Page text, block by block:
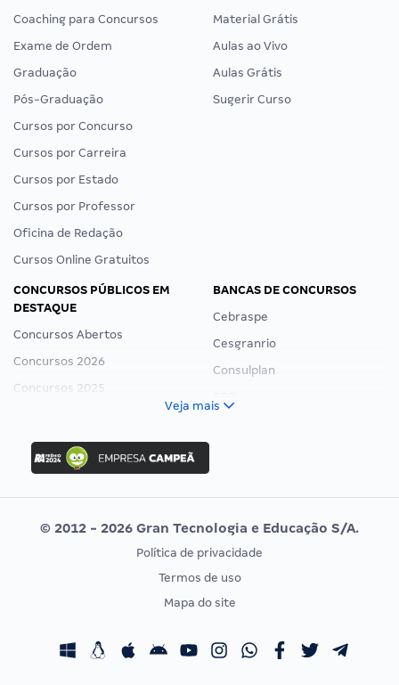
Coaching para Concursos
Exame de Ordem
Graduação
Pós-Graduação
Cursos por Concurso
Cursos por Carreira
Cursos por Estado
Cursos por Professor
Oficina de Redação
Cursos Online Gratuitos
Material Grátis
Aulas ao Vivo
Aulas Grátis
Sugerir Curso
CONCURSOS PÚBLICOS EM
DESTAQUE
Concursos Abertos
Concursos 2026
Concursos 2025
Concurso Ibama
Concurso MPU
Editais publicados
BANCAS DE CONCURSOS
Cebraspe
Cesgranrio
Consulplan
Vunesp
CONCURSOS POR PROFISSÃO
Concursos Fiscais
EXAME DE ORDEM
Calendário OAB
Veja mais
© 2012 - 2026 Gran Tecnologia e Educação S/A.
Política de privacidade
Termos de uso
Mapa do site